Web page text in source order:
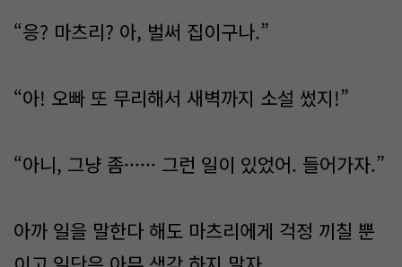
“응? 마츠리? 아, 벌써 집이구나.”
“아! 오빠 또 무리해서 새벽까지 소설 썼지!”
“아니, 그냥 좀······ 그런 일이 있었어. 들어가자.”
아까 일을 말한다 해도 마츠리에게 걱정 끼칠 뿐